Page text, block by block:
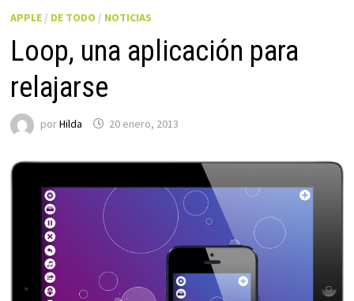
APPLE/ DE TODO / NOTICIAS
Loop, una aplicación para
relajarse
porHilda 20 enero, 2013